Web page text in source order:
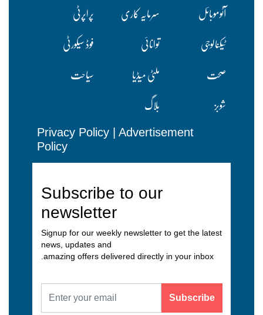
آٹوموبائل
سرمایہ کاری
پراپرٹی
ٹیکنالوجی
توانائی
فوڈ سیکورٹی
صحت
ملٹی میڈیا
سیاحت
شوبز
بلاگ
Privacy Policy
Advertisement
Policy
Subscribe to our
newsletter
Signup for our weekly newsletter to get the latest
news, updates and
amazing offers delivered directly in your inbox.
Subscribe